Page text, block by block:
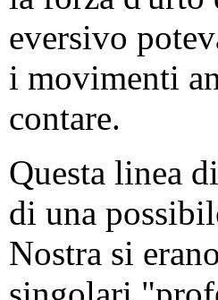
eversivo
i movimenti
contare.
Questa linea
di una
Nostra si